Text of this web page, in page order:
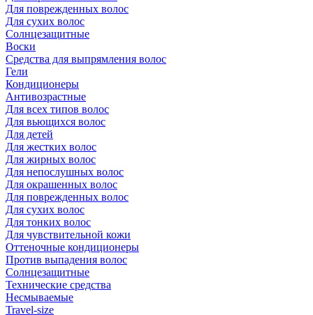
Для поврежденных волос
Для сухих волос
Солнцезащитные
Воски
Средства для выпрямления волос
Гели
Кондиционеры
Антивозрастные
Для всех типов волос
Для вьющихся волос
Для детей
Для жестких волос
Для жирных волос
Для непослушных волос
Для окрашенных волос
Для поврежденных волос
Для сухих волос
Для тонких волос
Для чувствительной кожи
Оттеночные кондиционеры
Против выпадения волос
Солнцезащитные
Технические средства
Несмываемые
Travel-size